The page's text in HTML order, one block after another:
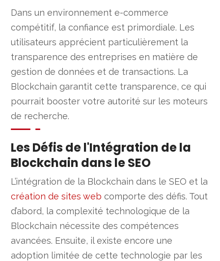
Dans un environnement e-commerce
compétitif, la confiance est primordiale. Les
utilisateurs apprécient particulièrement la
transparence des entreprises en matière de
gestion de données et de transactions. La
Blockchain garantit cette transparence, ce qui
pourrait booster votre autorité sur les moteurs
de recherche.
Les Défis de l'Intégration de la
Blockchain dans le SEO
L’intégration de la Blockchain dans le SEO et la
création de sites web comporte des défis. Tout
d’abord, la complexité technologique de la
Blockchain nécessite des compétences
avancées. Ensuite, il existe encore une
adoption limitée de cette technologie par les